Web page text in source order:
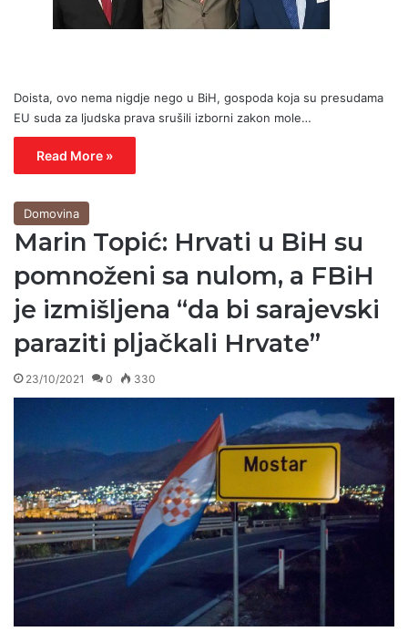
Doista, ovo nema nigdje nego u BiH, gospoda koja su presudama
EU suda za ljudska prava srušili izborni zakon mole…
Read More »
Domovina
Marin Topić: Hrvati u BiH su
pomnoženi sa nulom, a FBiH
je izmišljena “da bi sarajevski
paraziti pljačkali Hrvate”
23/10/2021 0 330